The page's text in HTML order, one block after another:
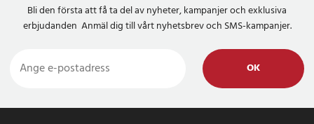
Bli den första att få ta del av nyheter, kampanjer och exklusiva
erbjudanden Anmäl dig till vårt nyhetsbrev och SMS-kampanjer.
OK